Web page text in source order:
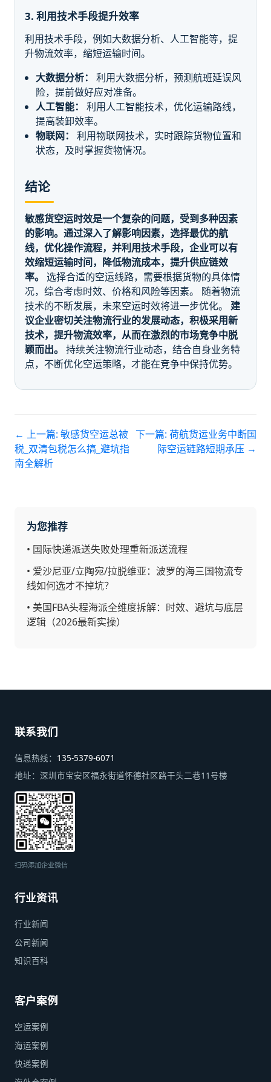
3. 利用技术手段提升效率
利用技术手段，例如大数据分析、人工智能等，提
升物流效率，缩短运输时间。
大数据分析：
利用大数据分析，预测航班延误风
险，提前做好应对准备。
人工智能：
利用人工智能技术，优化运输路线，
提高装卸效率。
物联网：
利用物联网技术，实时跟踪货物位置和
状态，及时掌握货物情况。
结论
敏感货空运时效是一个复杂的问题，受到多种因素
的影响。通过深入了解影响因素，选择最优的航
线，优化操作流程，并利用技术手段，企业可以有
效缩短运输时间，降低物流成本，提升供应链效
率。 选择合适的空运线路，需要根据货物的具体情
况，综合考虑时效、价格和风险等因素。 随着物流
技术的不断发展，未来空运时效将进一步优化。 建
议企业密切关注物流行业的发展动态，积极采用新
技术，提升物流效率，从而在激烈的市场竞争中脱
颖而出。 持续关注物流行业动态，结合自身业务特
点，不断优化空运策略，才能在竞争中保持优势。
← 上一篇: 敏感货空运总被
税_双清包税怎么搞_避坑指
南全解析
下一篇: 荷航货运业务中断国
际空运链路短期承压 →
为您推荐
• 国际快递派送失败处理重新派送流程
• 爱沙尼亚/立陶宛/拉脱维亚：波罗的海三国物流专
线如何选才不掉坑？
• 美国FBA头程海派全维度拆解：时效、避坑与底层
逻辑（2026最新实操）
联系我们
信息热线： 135-5379-6071
地址： 深圳市宝安区福永街道怀德社区路干头二巷11号楼
扫码添加企业微信
行业资讯
行业新闻
公司新闻
知识百科
客户案例
空运案例
海运案例
快递案例